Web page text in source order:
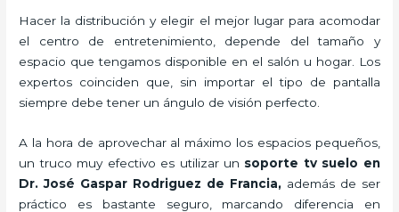
Hacer la distribución y elegir el mejor lugar para acomodar
el centro de entretenimiento, depende del tamaño y
espacio que tengamos disponible en el salón u hogar. Los
expertos coinciden que, sin importar el tipo de pantalla
siempre debe tener un ángulo de visión perfecto.
A la hora de aprovechar al máximo los espacios pequeños,
un truco muy efectivo es utilizar un soporte tv suelo en
Dr. José Gaspar Rodriguez de Francia, además de ser
práctico es bastante seguro, marcando diferencia en